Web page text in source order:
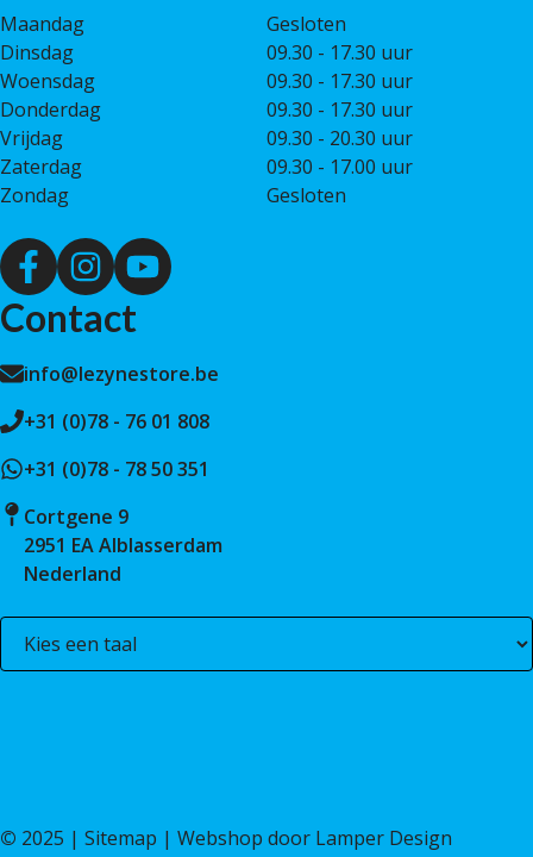
Maandag
Gesloten
Dinsdag
09.30 - 17.30 uur
Woensdag
09.30 - 17.30 uur
Donderdag
09.30 - 17.30 uur
Vrijdag
09.30 - 20.30 uur
Zaterdag
09.30 - 17.00 uur
Zondag
Gesloten
Contact
info@lezynestore.be
+31 (0)78 - 76 01 808
+31 (0)78 - 78 50 351
Cortgene 9
2951 EA Alblasserdam
Nederland
© 2025 | Sitemap | Webshop door Lamper Design